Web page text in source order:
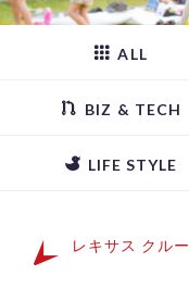
ALL
BIZ & TECH
LIFE STYLE
レキサス クルー